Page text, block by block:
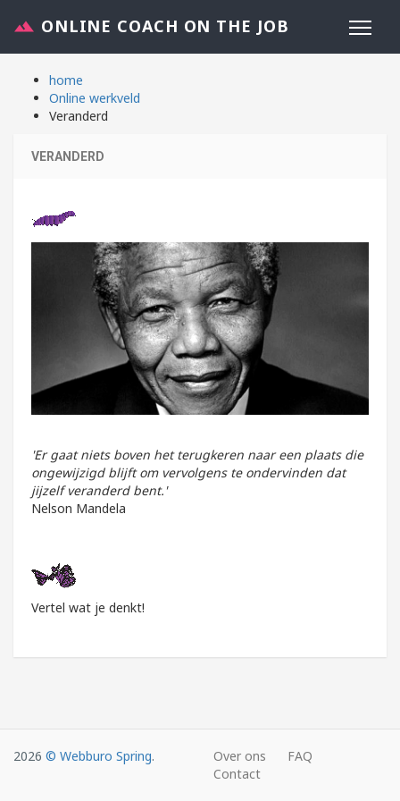
ONLINE COACH ON THE JOB
home
Online werkveld
Veranderd
VERANDERD
'Er gaat niets boven het terugkeren naar een plaats die
ongewijzigd blijft om vervolgens te ondervinden dat
jijzelf veranderd bent.'
Nelson Mandela
Vertel wat je denkt!
2026 © Webburo Spring. Over ons
FAQ
Contact